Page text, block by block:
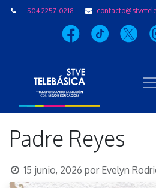
+504 2257-0218
Padre Reyes
15 junio, 2026 por Evelyn